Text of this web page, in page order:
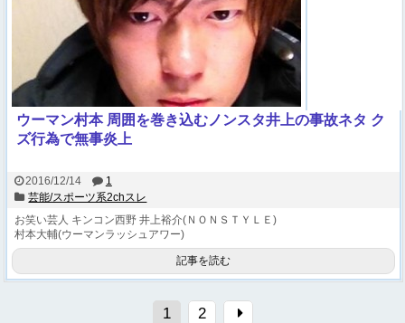
ウーマン村本 周囲を巻き込むノンスタ井上の事故ネタ ク
ズ行為で無事炎上
2016/12/14
1
芸能/スポーツ系2chスレ
お笑い芸人 キンコン西野 井上裕介(ＮＯＮＳＴＹＬＥ)
村本大輔(ウーマンラッシュアワー)
記事を読む
1 2